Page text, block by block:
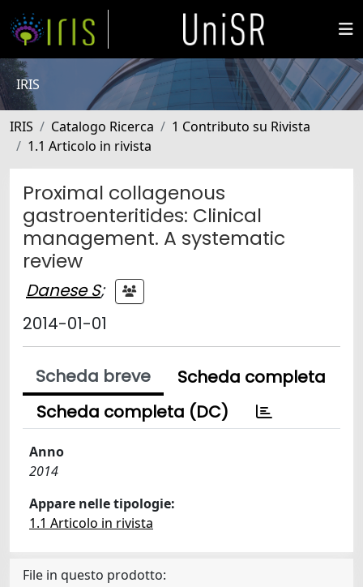
IRIS
IRIS Catalogo Ricerca
1 Contributo su Rivista
1.1 Articolo in rivista
Proximal collagenous
gastroenteritides: Clinical
management. A systematic
review
Danese S;
2014-01-01
Scheda breve
Scheda completa
Scheda completa (DC)
Anno
2014
Appare nelle tipologie:
1.1 Articolo in rivista
File in questo prodotto: